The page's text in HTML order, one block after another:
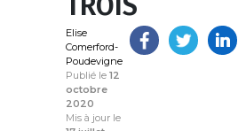
Elise
Comerford-
Poudevigne
Publié le 12
octobre
2020
Mis à jour le